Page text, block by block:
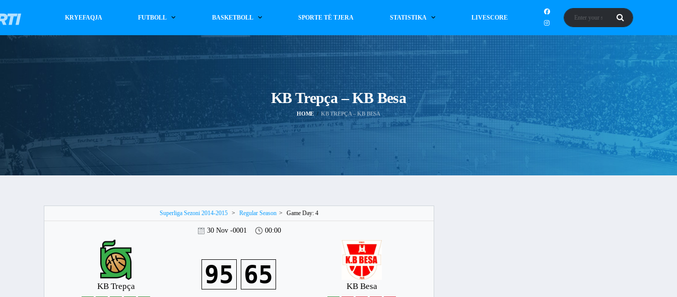
KRYEFAQJA FUTBOLL BASKETBOLL SPORTE TË TJERA STATISTIKA LIVESCORE
KB Trepça – KB Besa
HOME KB TREPÇA – KB BESA
Superliga Sezoni 2014-2015 > Regular Season > Game Day: 4
30 Nov -0001 00:00
KB Trepça 95 65 KB Besa